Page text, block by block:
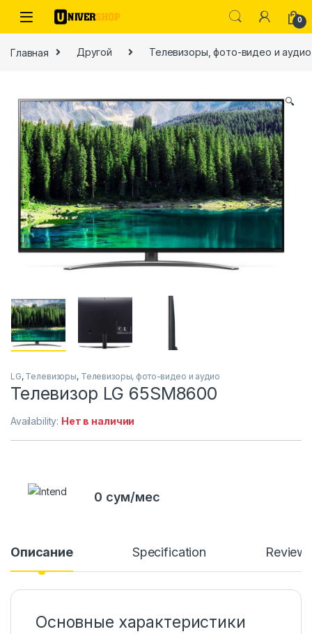
Skip to navigation
Skip to content
0
Главная Другой Телевизоры, фото-видео и аудио
🔍
LG, Телевизоры, Телевизоры, фото-видео и аудио
Телевизор LG 65SM8600
Availability: Нет в наличии
0 сум/мес
Описание Specification
Основные характеристики